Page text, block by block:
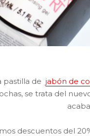
pastilla de jabón de
se trata del
descuentos del